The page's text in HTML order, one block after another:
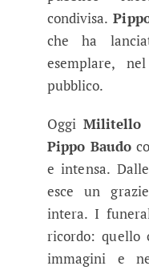
condivisa.
che ha
esemplare,
pubblico.
Oggi Militello
Pippo Baudo
e intensa.
esce un
intera. I
ricordo: quello
immagini e